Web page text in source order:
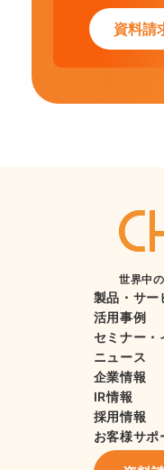
資料請
世界中
製品・サー
活用事例
セミナー・
ニュース
企業情報
IR情報
採用情報
お客様サポ